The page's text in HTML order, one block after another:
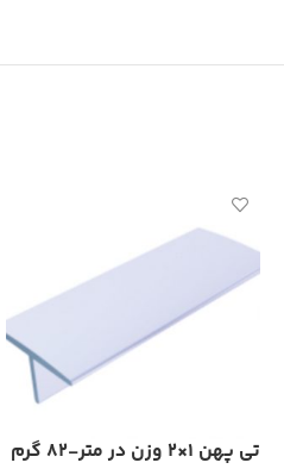
تی پهن 1×2 وزن در متر-82 گرم